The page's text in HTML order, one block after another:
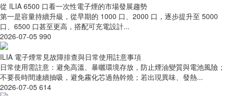
從 ILIA 6500 口看一次性電子煙的市場發展趨勢
第一是容量持續升級，從早期的 1000 口、2000 口，逐步提升至 5000
口、6500 口甚至更高，搭配可充電設計...
2026-07-05 990
ILIA 電子煙常見故障排查與日常使用註意事項
日常使用需註意：避免高溫、暴曬環境存放，防止煙油變質與電池風險；
不要長時間連續抽吸，避免霧化芯過熱幹燒；若出現異味、發熱...
2026-07-05 614